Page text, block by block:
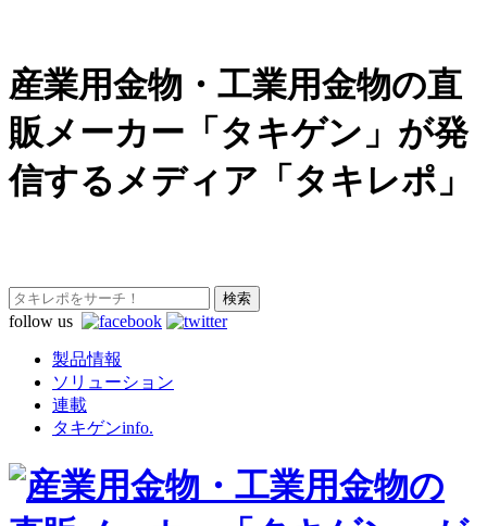
産業用金物・工業用金物の直
販メーカー「タキゲン」が発
信するメディア「タキレポ」
follow us
製品情報
ソリューション
連載
タキゲンinfo.